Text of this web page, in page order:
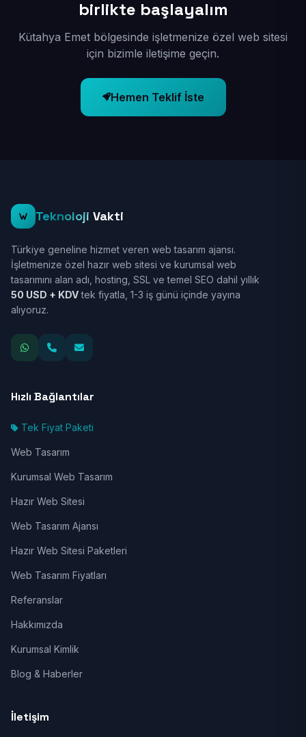
birlikte başlayalım
Kütahya Emet bölgesinde işletmenize özel web sitesi
için bizimle iletişime geçin.
Hemen Teklif İste
Teknoloji Vakti
Türkiye geneline hizmet veren web tasarım ajansı.
İşletmenize özel hazır web sitesi ve kurumsal web
tasarımını alan adı, hosting, SSL ve temel SEO dahil yıllık
50 USD + KDVtek fiyatla, 1-3 iş günü içinde yayına
alıyoruz.
Hızlı Bağlantılar
Tek Fiyat Paketi
Web Tasarım
Kurumsal Web Tasarım
Hazır Web Sitesi
Web Tasarım Ajansı
Hazır Web Sitesi Paketleri
Web Tasarım Fiyatları
Referanslar
Hakkımızda
Kurumsal Kimlik
Blog & Haberler
İletişim